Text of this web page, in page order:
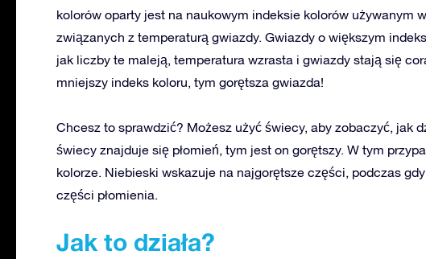
kolorów oparty jest na naukowym indeksie kolorów używanym
związanych z temperaturą gwiazdy. Gwiazdy o większym
jak liczby te maleją, temperatura wzrasta i gwiazdy stają się
mniejszy indeks koloru, tym gorętsza gwiazda!
Chcesz to sprawdzić? Możesz użyć świecy, aby zobaczyć, jak
świecy znajduje się płomień, tym jest on gorętszy. W tym
kolorze. Niebieski wskazuje na najgorętsze części, podczas
części płomienia.
Jak to działa?